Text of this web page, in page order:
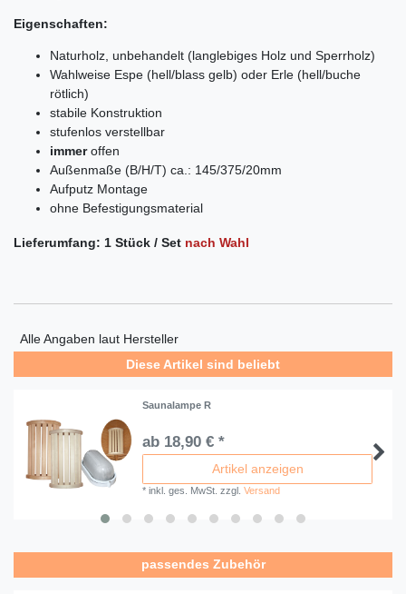
Eigenschaften:
Naturholz, unbehandelt (langlebiges Holz und Sperrholz)
Wahlweise Espe (hell/blass gelb) oder Erle (hell/buche
rötlich)
stabile Konstruktion
stufenlos verstellbar
immeroffen
Außenmaße (B/H/T) ca.: 145/375/20mm
Aufputz Montage
ohne Befestigungsmaterial
Lieferumfang: 1 Stück / Set nach Wahl
Alle Angaben laut Hersteller
Diese Artikel sind beliebt
Saunalampe R
ab 18,90 € *
Artikel anzeigen
*inkl. ges. MwSt. zzgl.Versand
passendes Zubehör